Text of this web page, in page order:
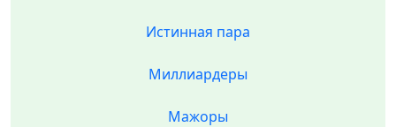
Истинная пара
Миллиардеры
Мажоры